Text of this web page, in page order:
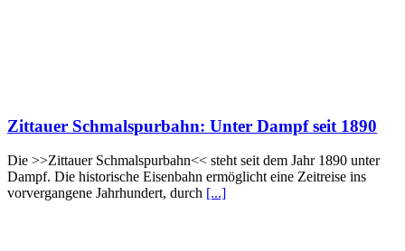
Zittauer Schmalspurbahn: Unter Dampf seit 1890
Die >>Zittauer Schmalspurbahn<< steht seit dem Jahr 1890 unter
Dampf. Die historische Eisenbahn ermöglicht eine Zeitreise ins
vorvergangene Jahrhundert, durch [...]